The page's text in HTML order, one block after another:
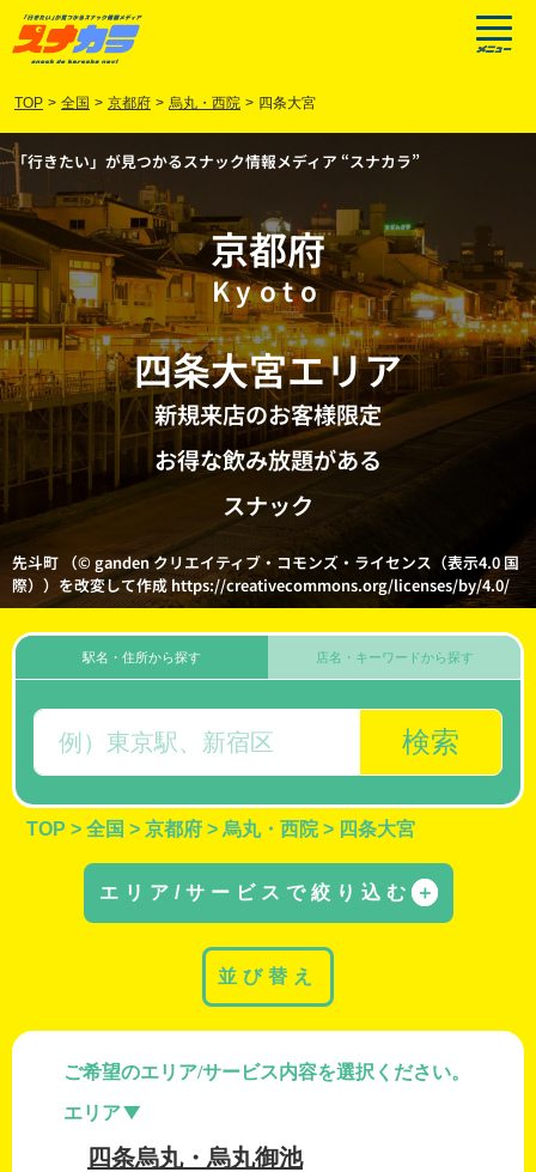
TOP > 全国 > 京都府 > 烏丸・西院 > 四条大宮
「行きたい」が見つかるスナック情報メディア “スナカラ”
京都府
Kyoto
四条大宮エリア
新規来店のお客様限定
お得な飲み放題がある
スナック
先斗町 （© ganden クリエイティブ・コモンズ・ライセンス（表示4.0 国
際））を改変して作成 https://creativecommons.org/licenses/by/4.0/
駅名・住所から探す
検索
店名・キーワードから探す
TOP > 全国 > 京都府 > 烏丸・西院 > 四条大宮
エリア/サービスで絞り込む ＋
ご希望のエリア/サービス内容を選択ください。
エリア
四条烏丸・烏丸御池
並び替え